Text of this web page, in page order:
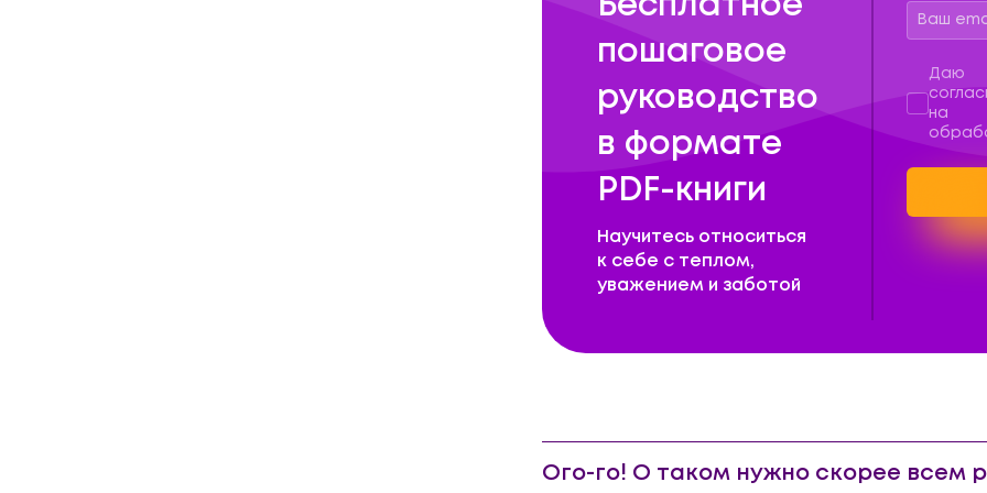
пошаговое
руководство
в формате
PDF-книги
Научитесь относиться
к себе с теплом,
уважением и заботой
Даю
на
Ого-го! О таком нужно скорее всем